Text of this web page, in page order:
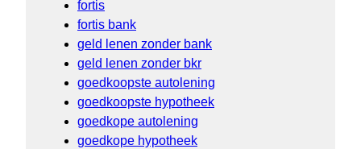
fortis
fortis bank
geld lenen zonder bank
geld lenen zonder bkr
goedkoopste autolening
goedkoopste hypotheek
goedkope autolening
goedkope hypotheek